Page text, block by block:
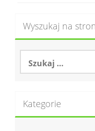
Wyszukaj na
u
:
Kategorie